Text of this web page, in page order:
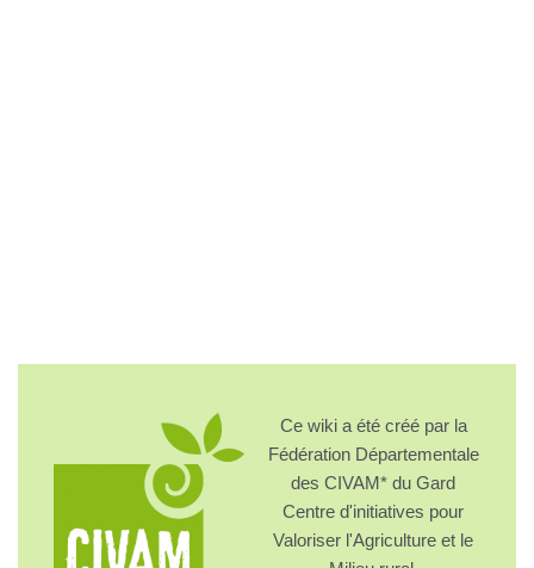
Ce wiki a été créé par la
Fédération Départementale
des CIVAM* du Gard
Centre d'initiatives pour
Valoriser l'Agriculture et le